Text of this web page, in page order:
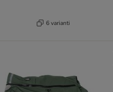
6 varianti